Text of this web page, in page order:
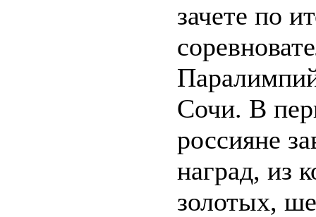
зачете по
Сочи. В
россияне
наград, из
золотых,